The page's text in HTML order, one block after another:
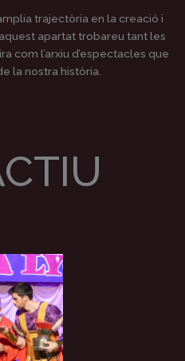
trajectòria en la creació i
apartat trobareu tant les
com l’arxiu d’espectacles que
la nostra història.​